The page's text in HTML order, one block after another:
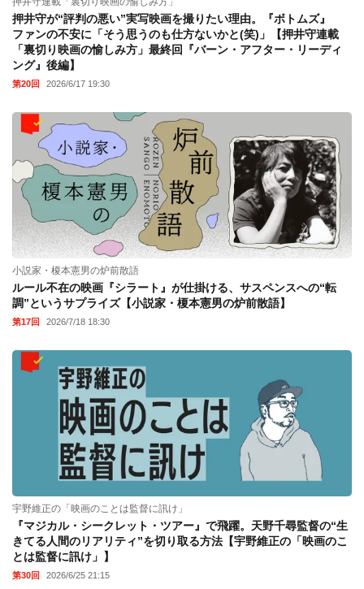
押井守が“評判の悪い”実写映画を撮りたい理由。『ボトムズ』
ファンの不安に「そう思うのも仕方ないかと(笑)」【押井守連載
「裏切り映画の愉しみ方」最終回『バーン・アフター・リーディ
ング』後編】
第20回 2026/6/17 19:30
小説家・榎本憲男の炉前散語
ルール不在の映画『シラート』が仕掛ける、サスペンスへの“転
調”というサプライズ【小説家・榎本憲男の炉前散語】
第17回 2026/7/18 18:30
宇野維正の「映画のことは監督に訊け」
『マジカル・シークレット・ツアー』で飛躍。天野千尋監督の“生
きてる人間のリアリティ”を切り取る方法【宇野維正の「映画のこ
とは監督に訊け」】
第30回 2026/6/25 21:15